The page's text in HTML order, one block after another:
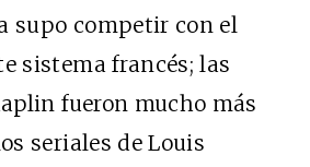
supo competir con el
sistema francés; las
fueron mucho más
seriales de Louis